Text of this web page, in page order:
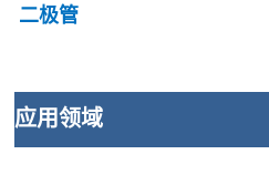
二极管
应用领域